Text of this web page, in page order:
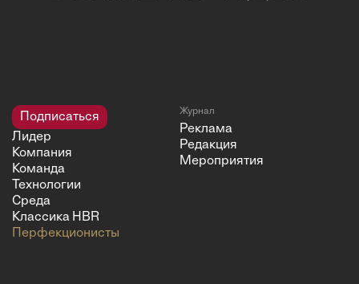
Подписаться
Лидер
Компания
Команда
Технологии
Среда
Классика HBR
Перфекционисты
Журнал
Реклама
Редакция
Мероприятия